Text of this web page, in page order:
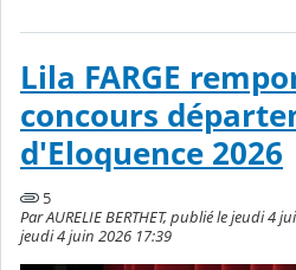
Lila FARGE
concours
d'Eloquence 2026
5
Par AURELIE BERTHET, publié le jeudi 4
jeudi 4 juin 2026 17:39